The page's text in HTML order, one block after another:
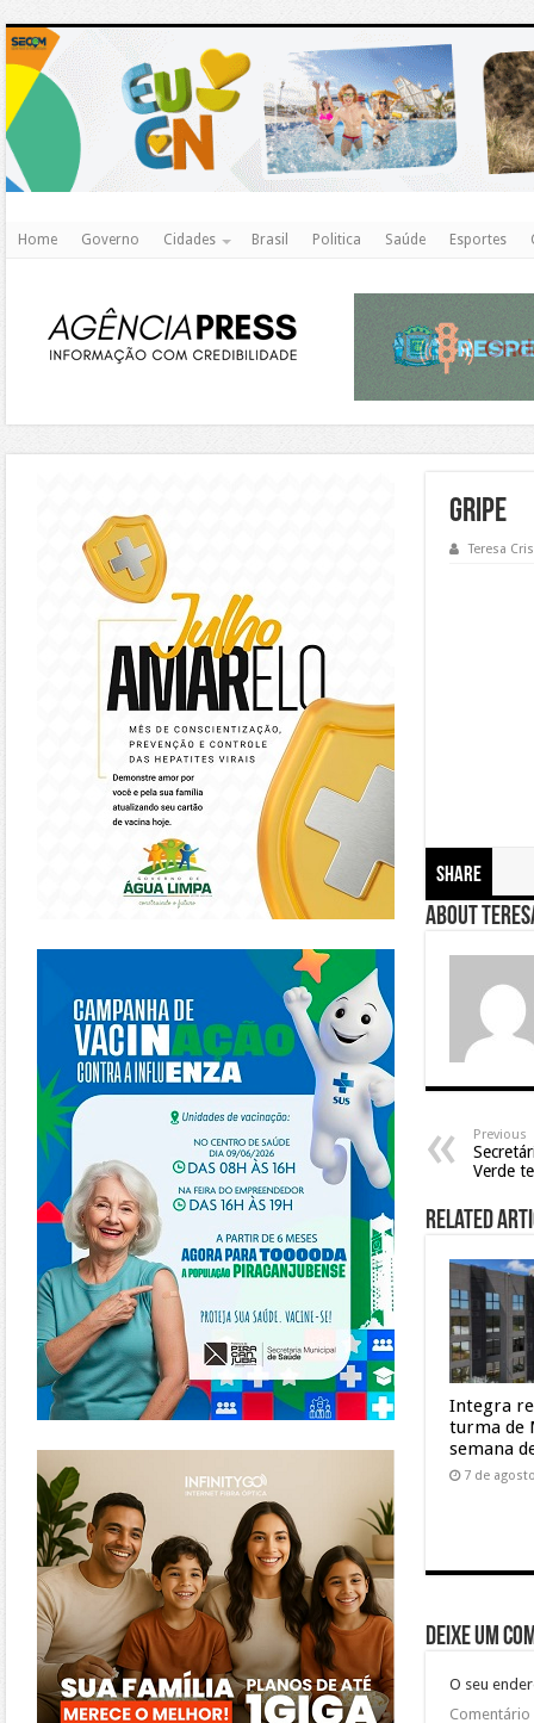
Home Governo Cidades Brasil Politica Saúde Esportes
gripe
Teresa
Share
About
Previous
Verde
Related
Integra
turma de
semana
7 de
Deixe um
O seu
Comentário
https://piracanjuba.go.gov.br/
https://www.infinitygo.com.br/